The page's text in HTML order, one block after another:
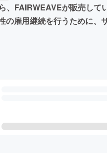
FAIRWEAVEが販売して
雇用継続を行うために、